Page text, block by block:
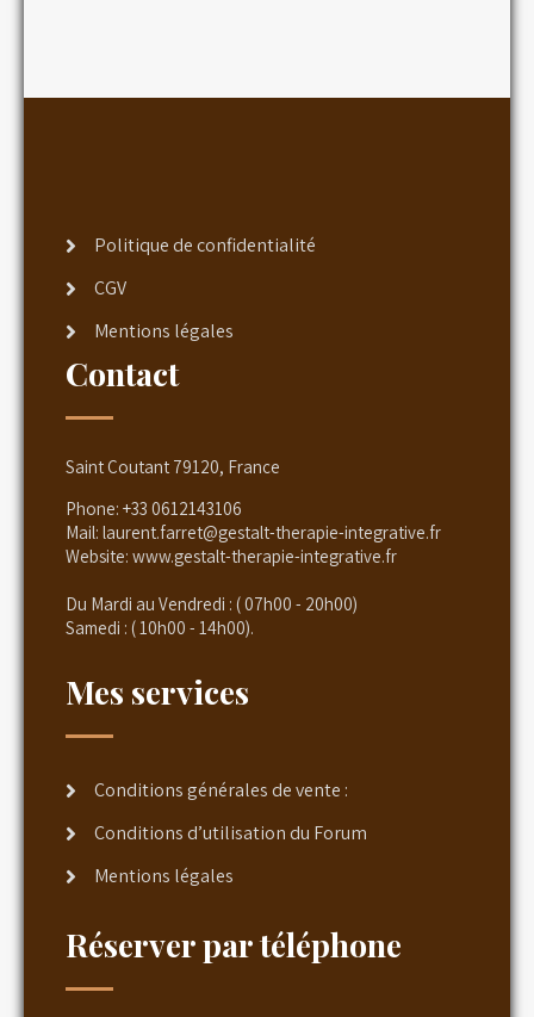
Politique de confidentialité
CGV
Mentions légales
Contact
Saint Coutant 79120, France
Phone: +33 0612143106
Mail: laurent.farret@gestalt-therapie-integrative.fr
Website: www.gestalt-therapie-integrative.fr
Du Mardi au Vendredi : ( 07h00 - 20h00)
Samedi : ( 10h00 - 14h00).
Mes services
Conditions générales de vente :
Conditions d’utilisation du Forum
Mentions légales
Réserver par téléphone